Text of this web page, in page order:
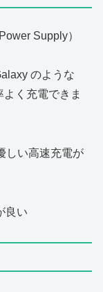
Supply）
のような
く充電できま
しい高速充電が
良い